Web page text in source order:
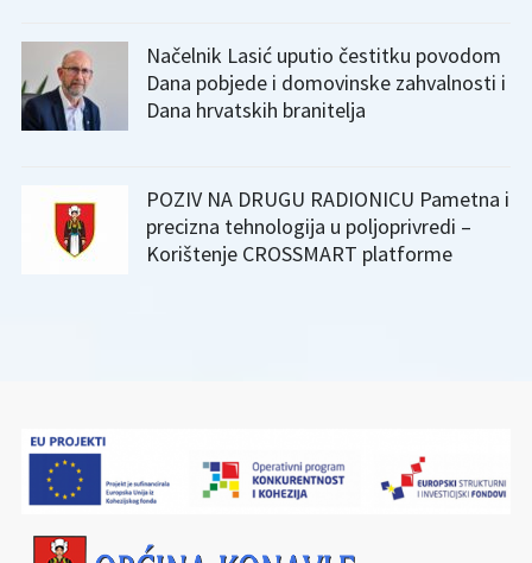
Načelnik Lasić uputio čestitku povodom
Dana pobjede i domovinske zahvalnosti i
Dana hrvatskih branitelja
POZIV NA DRUGU RADIONICU Pametna i
precizna tehnologija u poljoprivredi –
Korištenje CROSSMART platforme